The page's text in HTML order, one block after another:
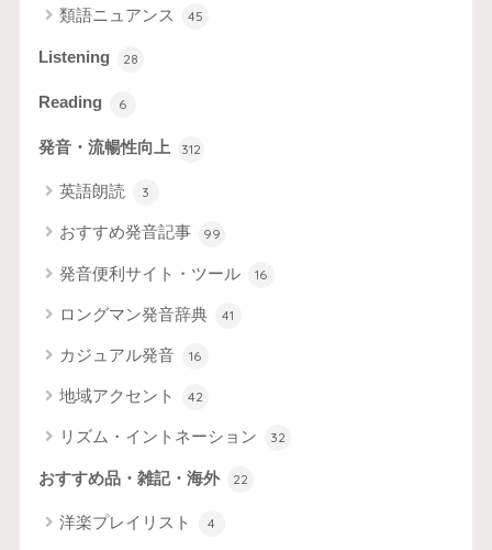
類語ニュアンス 45
Listening 28
Reading 6
発音・流暢性向上 312
英語朗読 3
おすすめ発音記事 99
発音便利サイト・ツール 16
ロングマン発音辞典 41
カジュアル発音 16
地域アクセント 42
リズム・イントネーション 32
おすすめ品・雑記・海外 22
洋楽プレイリスト 4